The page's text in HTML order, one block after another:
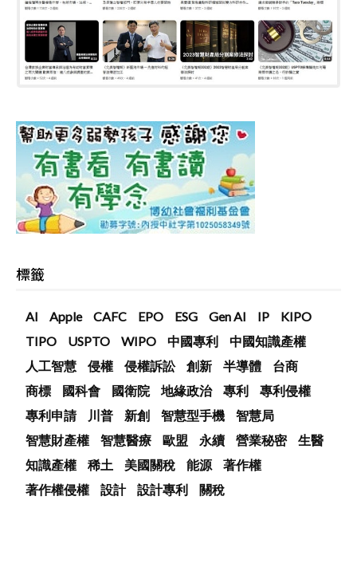
標籤
AI Apple CAFC EPO ESG Gen AI IP
KIPO
TIPO
USPTO WIPO 中國專利
中國知識產權
人工智慧
侵權 侵權訴訟 創新 半導體
台商
商標
國科會 國衛院 地緣政治 專利
專利侵權
專利申請
川普 新創 智慧型手機
智慧局
智慧財產權
智慧醫療 歐盟 永續 營業秘密
生醫
知識產權
稀土 美國關稅 能源
著作權
著作權侵權
設計 設計專利 關稅